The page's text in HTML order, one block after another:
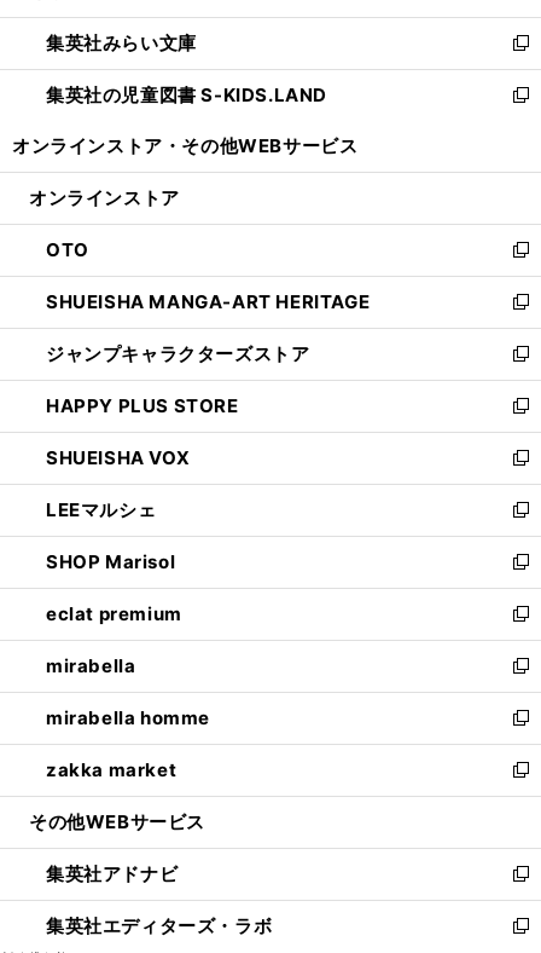
開
く
ウ
で
開
く
ン
ド
ウ
で
ウ
ィ
ン
ド
開
集英社みらい文庫
新
し
い
ン
ウ
で
開
く
集英社の児童図書 S-KIDS.LAND
新
ウ
ン
ド
ウ
で
開
く
オンラインストア・ その他WEBサービス
オンラインストア
OTO
新
し
い
ウ
ィ
ン
ド
ウ
で
開
く
SHUEISHA MANGA-ART HERITAGE
新
し
い
ウ
ィ
ン
ド
ウ
で
開
く
ジャンプキャラクターズストア
新
し
い
ウ
ィ
ン
ド
ウ
で
開
く
HAPPY PLUS STORE
新
し
い
ウ
ィ
ン
ド
ウ
で
開
く
SHUEISHA VOX
新
し
い
ウ
ィ
ン
ド
ウ
で
開
く
LEEマルシェ
新
し
い
ウ
ィ
ン
ド
ウ
で
開
く
SHOP Marisol
新
し
い
ウ
ィ
ン
ド
ウ
で
開
eclat premium
新
し
い
ウ
ィ
ン
ド
ウ
開
く
mirabella
新
し
い
ウ
ィ
ン
ウ
で
開
く
mirabella homme
新
し
い
ウ
ン
ド
ウ
で
zakka market
新
し
ウ
ィ
ン
ド
その他WEBサービス
集英社アドナビ
新
し
い
集英社エディターズ・ラボ
新